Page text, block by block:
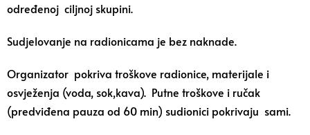
određenoj ciljnoj skupini.
Sudjelovanje na radionicama je bez naknade.
Organizator pokriva troškove radionice, materijale i
osvježenja (voda, sok,kava). Putne troškove i ručak
(predviđena pauza od 60 min) sudionici pokrivaju sami.